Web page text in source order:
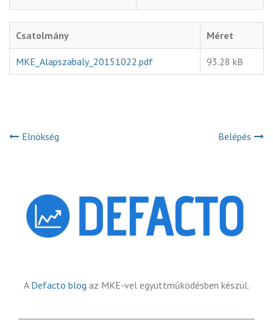
Csatolmány Méret
MKE_Alapszabaly_20151022.pdf 93.28 kB
Elnökség Belépés
A Defacto blog az MKE-vel együttműködésben készül.